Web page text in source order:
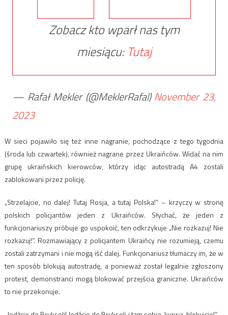
Zobacz kto wparł nas tym
miesiącu: Tutaj
— Rafał Mekler (@MeklerRafal)November 23,
2023
W sieci pojawiło się też inne nagranie, pochodzące z tego tygodnia
(środa lub czwartek), również nagrane przez Ukraińców. Widać na nim
grupę ukraińskich kierowców, którzy idąc autostradą A4 zostali
zablokowani przez policję.
„Strzelajcie, no dalej! Tutaj Rosja, a tutaj Polska!” – krzyczy w stronę
polskich policjantów jeden z Ukraińców. Słychać, że jeden z
funkcjonariuszy próbuje go uspokoić, ten odkrzykuje „Nie rozkazuj! Nie
rozkazuj!”. Rozmawiający z policjantem Ukraińcy nie rozumieją, czemu
zostali zatrzymani i nie mogą iść dalej. Funkcjonariusz tłumaczy im, że w
ten sposób blokują autostradę, a ponieważ został legalnie zgłoszony
protest, demonstranci mogą blokować przejścia graniczne. Ukraińców
to nie przekonuje.